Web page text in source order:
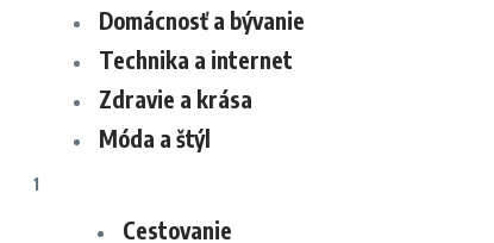
Domácnosť a bývanie
Technika a internet
Zdravie a krása
Móda a štýl
1
Cestovanie